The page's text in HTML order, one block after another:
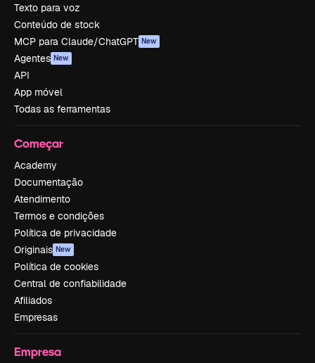
Texto para voz
Conteúdo de stock
MCP para Claude/ChatGPT New
Agentes New
API
App móvel
Todas as ferramentas
Começar
Academy
Documentação
Atendimento
Termos e condições
Política de privacidade
Originais New
Política de cookies
Central de confiabilidade
Afiliados
Empresas
Empresa